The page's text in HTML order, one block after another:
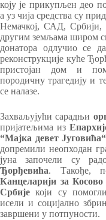
коју је прикупљен део
а уз чија средства су
Немачкој, САД, Србији,
другим земљама широм
донатора одлучио се
реконструкције куће
пристојан дом и
породичну трагедију и
се налазе.
Захваљујући сарадњи
пријатељима из
“Мајка девет Југовића“
допремили неопходан
јуна започели су
Ђорђевића. Такође,
Канцеларији за
Србије који су
исели и социјално
завршени у потпуности.